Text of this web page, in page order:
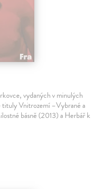
vydaných v minulých
tituly Vnitrozemí –Vybrané a
básně (2013) a Herbář k